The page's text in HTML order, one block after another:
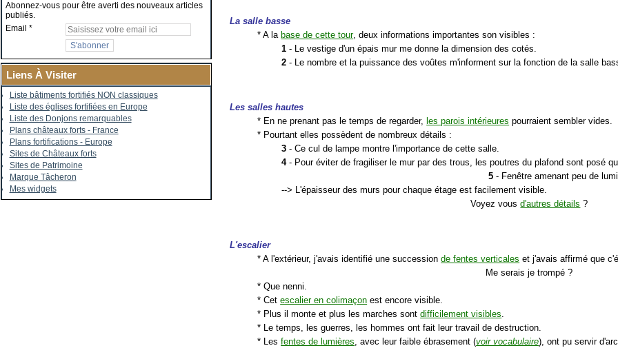
Abonnez-vous pour être averti des nouveaux articles
publiés.
Email
Liens À Visiter
Liste bâtiments fortifiés NON classiques
Liste des églises fortifiées en Europe
Liste des Donjons remarquables
Plans châteaux forts - France
Plans fortifications - Europe
Sites de Châteaux forts
Sites de Patrimoine
Marque Tâcheron
Mes widgets
La salle basse
* A la base de cette tour, deux informations importantes son visibles :
1 - Le vestige d'un épais mur me donne la dimension des cotés.
2 - Le nombre et la puissance des voûtes m'informent sur la fonction de la salle
Les salles hautes
* En ne prenant pas le temps de regarder, les parois intérieures pourraient sembler vides.
* Pourtant elles possèdent de nombreux détails :
3 - Ce cul de lampe montre l'importance de cette salle.
4- Pour éviter de fragiliser le mur par des trous, les poutres du plafond sont posé
5 - Fenêtre amenant peu de
--> L'épaisseur des murs pour chaque étage est facilement visible.
Voyez vousd'autres détails ?
L'escalier
* A l'extérieur, j'avais identifié une successionde fentes verticales et j'avais affirmé que
Me serais je trompé ?
* Que nenni.
* Cetescalier en colimaçon est encore visible.
* Plus il monte et plus les marches sontdifficilement visibles
* Le temps, les guerres, les hommes ont fait leur travail de destruction.
* Lesfentes de lumières , avec leur faible ébrasement (voir vocabulaire), ont pu servir